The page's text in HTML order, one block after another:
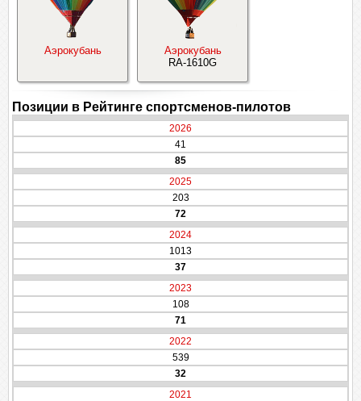
Аэрокубань
Аэрокубань
RA-1610G
Позиции в Рейтинге спортсменов-пилотов
2026
41
85
2025
203
72
2024
1013
37
2023
108
71
2022
539
32
2021